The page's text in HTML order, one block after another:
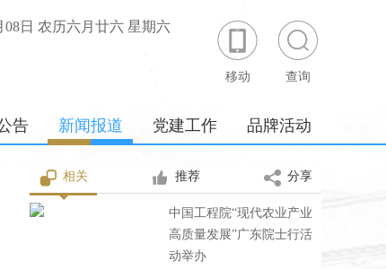
08日 农历六月廿六 星期六
移动 查询
告 新闻报道 党建工作 品牌活动
相关 推荐 分享
中国工程院“现代农业产业
高质量发展”广东院士行活
动举办